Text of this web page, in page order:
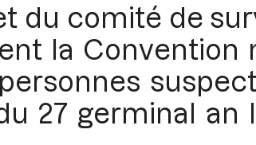
du comité de
la Convention
27 germinal an